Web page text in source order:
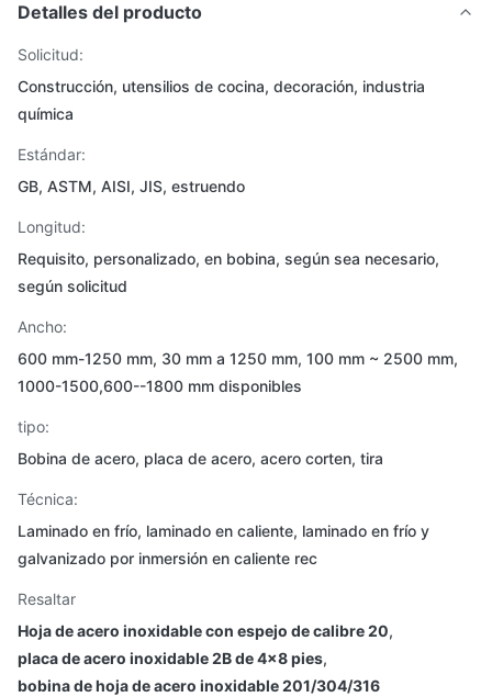
Detalles del producto
Solicitud:
Construcción, utensilios de cocina, decoración, industria
química
Estándar:
GB, ASTM, AISI, JIS, estruendo
Longitud:
Requisito, personalizado, en bobina, según sea necesario,
según solicitud
Ancho:
600 mm-1250 mm, 30 mm a 1250 mm, 100 mm ~ 2500 mm,
1000-1500,600--1800 mm disponibles
tipo:
Bobina de acero, placa de acero, acero corten, tira
Técnica:
Laminado en frío, laminado en caliente, laminado en frío y
galvanizado por inmersión en caliente rec
Resaltar
Hoja de acero inoxidable con espejo de calibre 20,
placa de acero inoxidable 2B de 4x8 pies,
bobina de hoja de acero inoxidable 201/304/316